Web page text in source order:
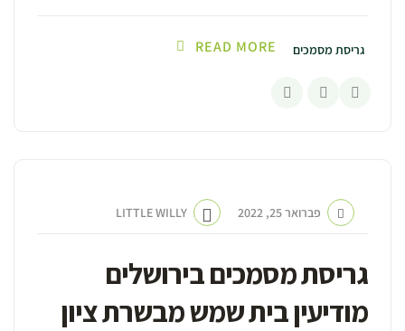
גריסת מסמכים READ MORE
גריסת מסמכים בירושלים
מודיעין בית שמש מבשרת ציון
פברואר 25, 2022 LITTLE WILLY